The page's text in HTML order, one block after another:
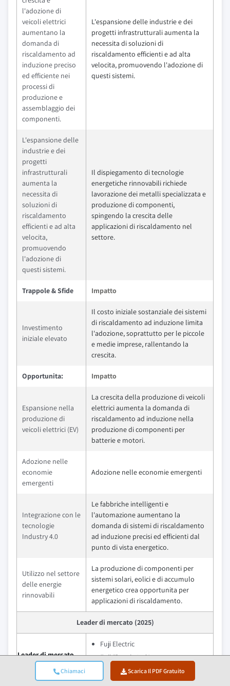
Chiamaci Scarica Il PDF Gratuito
l'adozione di
veicoli elettrici
aumentano la
domanda di
riscaldamento ad
induzione preciso
ed efficiente nei
processi di
produzione e
assemblaggio dei
componenti.
L'espansione delle industrie e dei
progetti infrastrutturali aumenta la
necessita di soluzioni di
riscaldamento efficienti e ad alta
velocita, promuovendo l'adozione di
questi sistemi.
L'espansione delle
industrie e dei
progetti
infrastrutturali
aumenta la
necessita di
soluzioni di
riscaldamento
efficienti e ad alta
velocita,
promuovendo
l'adozione di
questi sistemi.
Il dispiegamento di tecnologie
energetiche rinnovabili richiede
lavorazione dei metalli specializzata e
produzione di componenti,
spingendo la crescita delle
applicazioni di riscaldamento nel
settore.
Trappole & Sfide Impatto
Investimento
iniziale elevato
Il costo iniziale sostanziale dei sistemi
di riscaldamento ad induzione limita
l'adozione, soprattutto per le piccole
e medie imprese, rallentando la
crescita.
Opportunita: Impatto
Espansione nella
produzione di
veicoli elettrici (EV)
La crescita della produzione di veicoli
elettrici aumenta la domanda di
riscaldamento ad induzione nella
produzione di componenti per
batterie e motori.
Adozione nelle
economie
emergenti
Adozione nelle economie emergenti
Integrazione con le
tecnologie
Industry 4.0
Le fabbriche intelligenti e
l'automazione aumentano la
domanda di sistemi di riscaldamento
ad induzione precisi ed efficienti dal
punto di vista energetico.
Utilizzo nel settore
delle energie
rinnovabili
La produzione di componenti per
sistemi solari, eolici e di accumulo
energetico crea opportunita per
applicazioni di riscaldamento.
Leader di mercato (2025)
Leader di mercato
Fuji Electric
Fuji Electric 9,5%